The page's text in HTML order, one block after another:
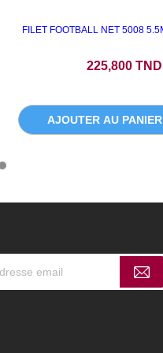
FILET FOOTBALL NET 5008
225,800 TND
AJOUTER AU PANIER